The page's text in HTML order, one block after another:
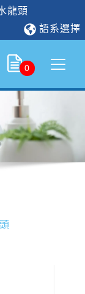
龍頭
語系選擇
0